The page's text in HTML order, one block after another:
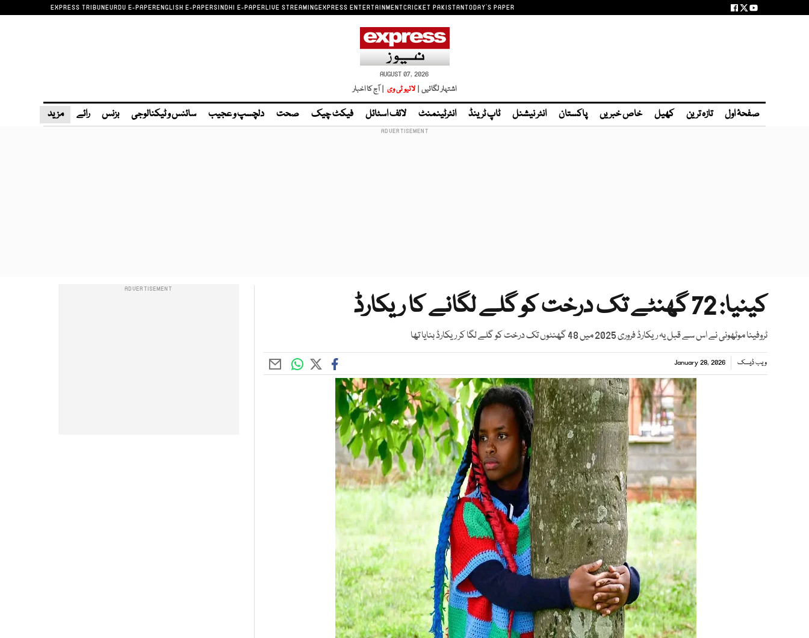
EXPRESS TRIBUNEURDU E-PAPERENGLISH E-PAPERSINDHI E-PAPERLIVE STREAMINGEXPRESS ENTERTAINMENTCRICKET PAKISTANTODAY'S PAPER
AUGUST 07, 2026
اشتہار لگائیں | لائیو ٹی وی | آج کا اخبار
صفحۂ اول تازہ ترین کھیل خاص خبریں پاکستان انٹر نیشنل ٹاپ ٹرینڈ انٹرٹینمنٹ لائف اسٹائل فیکٹ چیک صحت دلچسپ و عجیب سائنس و ٹیکنالوجی بزنس رائے مزید
کینیا: 72 گھنٹے تک درخت کو گلے لگانے کا ریکارڈ
ٹروفینا موٹھونی نے اس سے قبل یہ ریکارڈ فروری 2025 میں 48 گھنٹوں تک درخت کو گلے لگا کر ریکارڈ بنایا تھا
ویب ڈیسک January 28, 2026